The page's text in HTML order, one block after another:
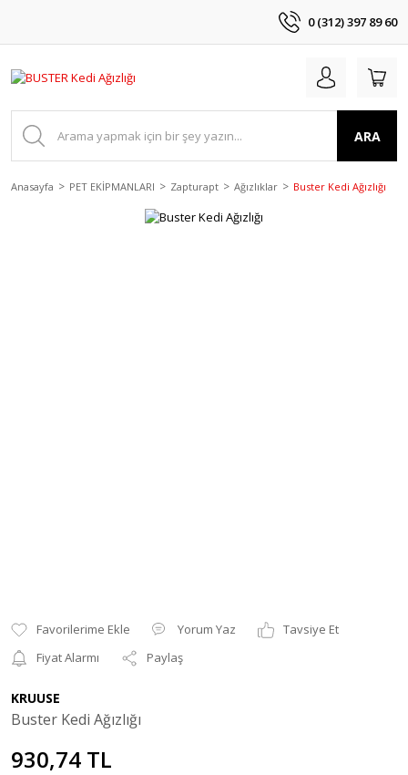
0 (312) 397 89 60
ARA
Anasayfa PET EKİPMANLARI Zapturapt Ağızlıklar Buster Kedi Ağızlığı
Yorum Yaz
Tavsiye Et
Fiyat Alarmı
Paylaş
KRUUSE
Buster Kedi Ağızlığı
930,74 TL